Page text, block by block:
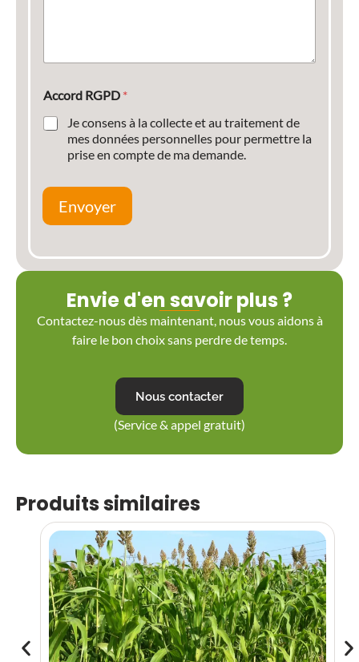
Accord RGPD *
Je consens à la collecte et au traitement de
mes données personnelles pour permettre la
prise en compte de ma demande.
Envoyer
Envie d'en savoir plus ?
Contactez-nous dès maintenant, nous vous aidons à
faire le bon choix sans perdre de temps.
Nous contacter
(Service & appel gratuit)
Produits similaires